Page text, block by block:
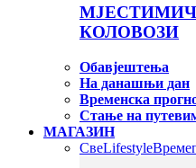
КОЛОВОЗИ
Обавјештења
На данашњи дан
Временска
Стање на
МАГАЗИН
СвеLifestyle